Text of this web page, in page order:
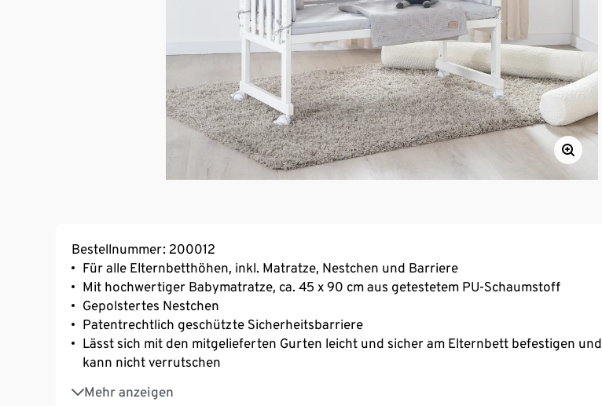
Bestellnummer: 200012
Für alle Elternbetthöhen, inkl. Matratze, Nestchen und Barriere
Mit hochwertiger Babymatratze, ca. 45 x 90 cm aus getestetem PU-Schaumstoff
Gepolstertes Nestchen
Patentrechtlich geschützte Sicherheitsbarriere
Lässt sich mit den mitgelieferten Gurten leicht und sicher am Elternbett befestigen und
kann nicht verrutschen
Mehr anzeigen
Höhenverstellbar von 21,4 cm bis 40,6 cm, inkl. Boxspringbetten
Einfach und schnell montierbar – ca. 15 Minuten